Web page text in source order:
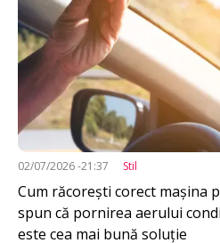
02/07/2026 -21:37 Stil
Cum răcorești corect mașina
spun că pornirea aerului
este cea mai bună soluție